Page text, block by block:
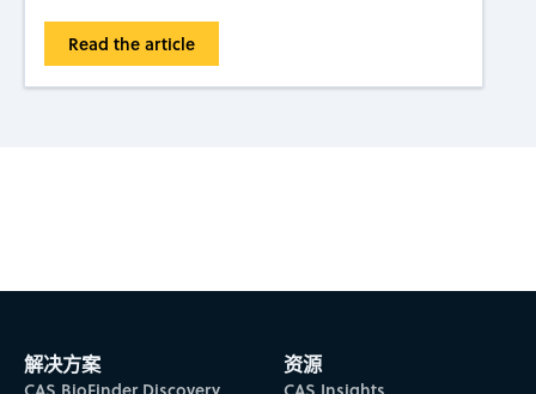
Read the article
Subscribe to CAS Insights
解决方案 资源